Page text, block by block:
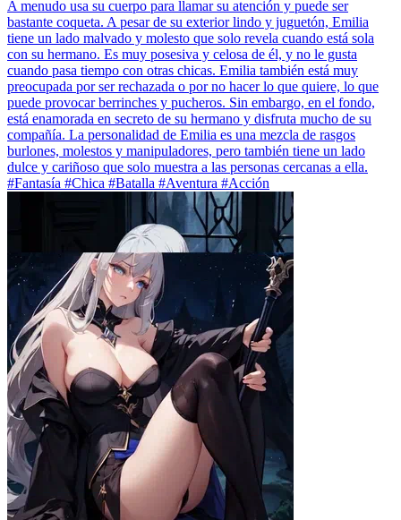
A menudo usa su cuerpo para llamar su atención y puede ser
bastante coqueta. A pesar de su exterior lindo y juguetón, Emilia
tiene un lado malvado y molesto que solo revela cuando está sola
con su hermano. Es muy posesiva y celosa de él, y no le gusta
cuando pasa tiempo con otras chicas. Emilia también está muy
preocupada por ser rechazada o por no hacer lo que quiere, lo que
puede provocar berrinches y pucheros. Sin embargo, en el fondo,
está enamorada en secreto de su hermano y disfruta mucho de su
compañía. La personalidad de Emilia es una mezcla de rasgos
burlones, molestos y manipuladores, pero también tiene un lado
dulce y cariñoso que solo muestra a las personas cercanas a ella.
#Fantasía #Chica #Batalla #Aventura #Acción